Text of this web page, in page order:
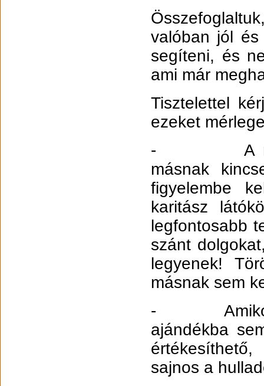
valóban jól és
segíteni, és
ami már
Tisztelettel
ezeket
- A
másnak
figyelembe
karitász
legfontosabb
szánt
legyenek!
másnak sem
- Amikor
ajándékba
sajnos a